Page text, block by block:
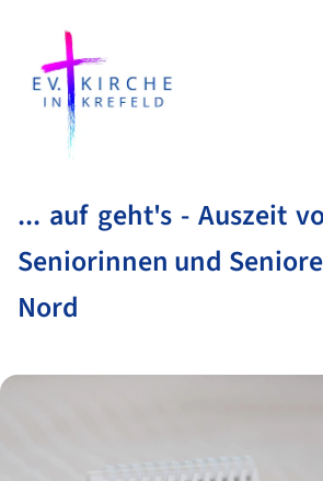
... auf geht's - Auszeit
Seniorinnen und
Nord